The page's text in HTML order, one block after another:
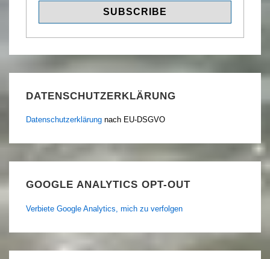
DATENSCHUTZERKLÄRUNG
Datenschutzerklärung nach EU-DSGVO
GOOGLE ANALYTICS OPT-OUT
Verbiete Google Analytics, mich zu verfolgen